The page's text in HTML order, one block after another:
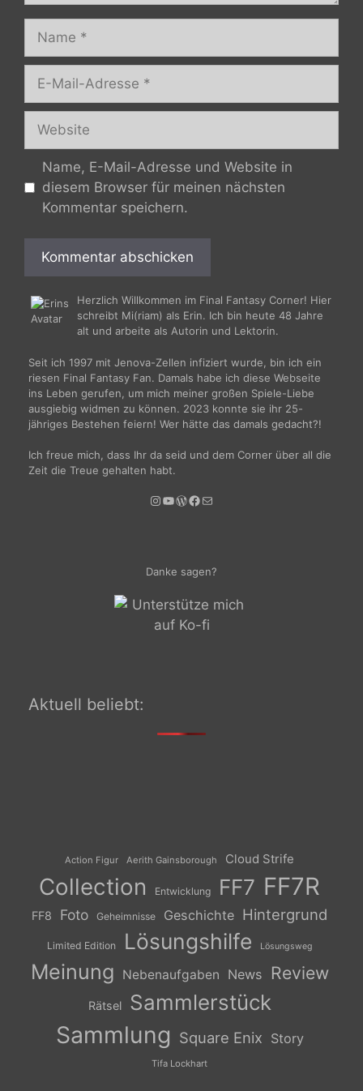
Mail-
Adresse
Name, E-Mail-Adresse und Website in
diesem Browser für meinen nächsten
Kommentar speichern.
Herzlich Willkommen im Final Fantasy Corner! Hier
schreibt Mi(riam) als Erin. Ich bin heute 48 Jahre
alt und arbeite als Autorin und Lektorin.
Seit ich 1997 mit Jenova-Zellen infiziert wurde, bin ich ein
riesen Final Fantasy Fan. Damals habe ich diese Webseite
ins Leben gerufen, um mich meiner großen Spiele-Liebe
ausgiebig widmen zu können. 2023 konnte sie ihr 25-
jähriges Bestehen feiern! Wer hätte das damals gedacht?!
Ich freue mich, dass Ihr da seid und dem Corner über all die
Zeit die Treue gehalten habt.
Instagram
YouTube
WordPress
Facebook
E-Mail
Danke sagen?
Aktuell beliebt:
Action Figur Aerith Gainsborough Cloud Strife
Collection Entwicklung FF7 FF7R
FF8 Foto Geheimnisse Geschichte Hintergrund
Limited Edition Lösungshilfe Lösungsweg
Meinung Nebenaufgaben News Review
Rätsel Sammlerstück
Sammlung Square Enix Story
Tifa Lockhart